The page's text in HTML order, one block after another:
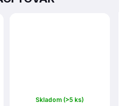
Skladom (>5 ks)